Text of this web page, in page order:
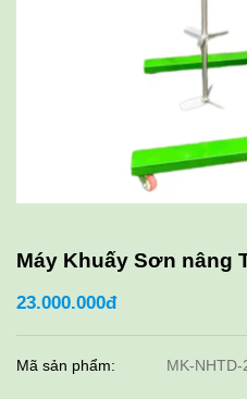
Máy Khuấy Sơn nâng
23.000.000đ
Mã sản phẩm: MK-NHTD-